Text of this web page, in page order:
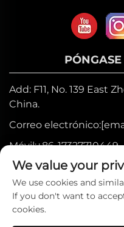
Add: F11, No. 139 East
China.
Correo electrónico:
Móvil:+86-17327710449
Tel:+86-025-84573776
Derechos de
We value your
We use cookies and
If you don't want to
cookies.